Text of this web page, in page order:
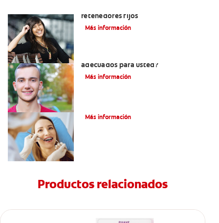
retenedores fijos
Más información
adecuados para usted?
Más información
Más información
Productos relacionados